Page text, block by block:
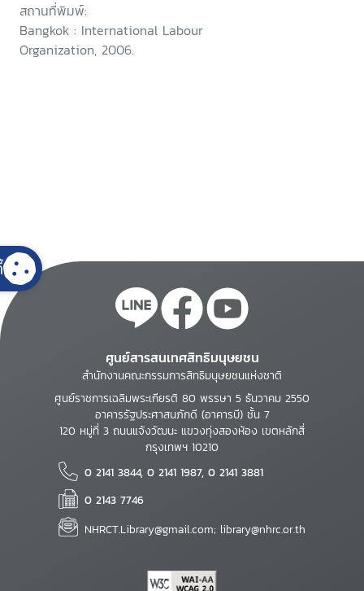
สถานที่พิมพ์:
Bangkok : International Labour
Organization, 2006.
ศูนย์สารสนเทศสิทธิมนุษยชน
สำนักงานคณะกรรมการสิทธิมนุษยชนแห่งชาติ
ศูนย์ราชการเฉลิมพระเกียรติ 80 พรรษา 5 ธันวาคม 2550
อาคารรัฐประศาสนภักดี (อาคารบี) ชั้น 7
120 หมู่ที่ 3 ถนนแจ้งวัฒนะ แขวงทุ่งสองห้อง เขตหลักสี่
กรุงเทพฯ 10210
0 2141 3844, 0 2141 1987, 0 2141 3881
0 2143 7746
NHRCT.Library@gmail.com; library@nhrc.or.th